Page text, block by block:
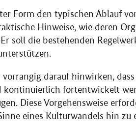
Form den typischen Ablauf
Hinweise, wie deren
soll die bestehenden
darauf hinwirken,
kontinuierlich fortentwickelt
Diese Vorgehensweise
eines Kulturwandels hin zu